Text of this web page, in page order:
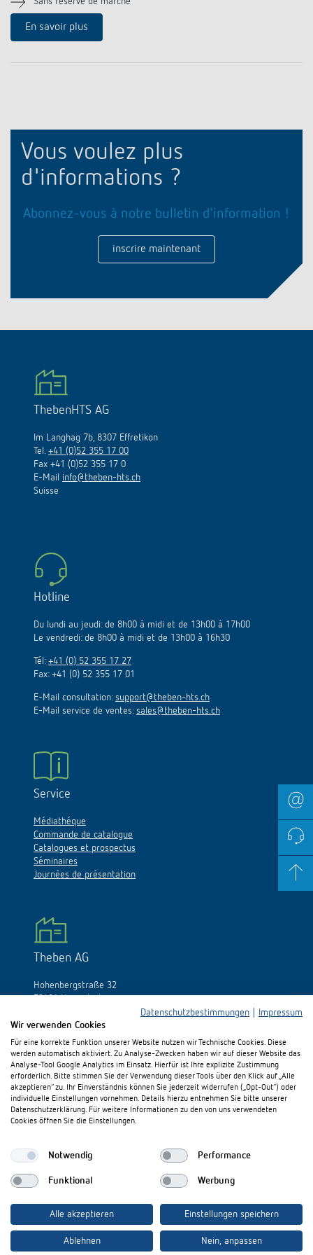
Historique
En savoir plus
Vous voulez plus
d'informations ?
Abonnez-vous à notre bulletin d'information !
inscrire maintenant
ThebenHTS AG
Im Langhag 7b, 8307 Effretikon
Tel. +41 (0)52 355 17 00
Fax +41 (0)52 355 17 0
E-Mail info@theben-hts.ch
Suisse
Hotline
Du lundi au jeudi: de 8h00 à midi et de 13h00 à 17h00
Le vendredi: de 8h00 à midi et de 13h00 à 16h30
Tél: +41 (0) 52 355 17 27
Fax: +41 (0) 52 355 17 01
E-Mail consultation: support@theben-hts.ch
E-Mail service de ventes: sales@theben-hts.ch
Service
Médiathéque
Commande de catalogue
Catalogues et prospectus
Séminaires
Journées de présentation
Theben AG
Hohenbergstraße 32
Fax: +49 (0)74 74/692-150
E-Mail:info@theben.de
S'il vous plaît visitez-nous sur:
Mentions légales Protection des données
Datenschutzbestimmungen
Impressum
Wir verwenden Cookies
Für eine korrekte Funktion unserer Website nutzen wir Technische Cookies. Diese
werden automatisch aktiviert. Zu Analyse-Zwecken haben wir auf dieser Website das
Analyse-Tool Google Analytics im Einsatz. Hierfür ist Ihre explizite Zustimmung
erforderlich. Bitte stimmen Sie der Verwendung dieser Tools über den Klick auf „Alle
akzeptieren“ zu. Ihr Einverständnis können Sie jederzeit widerrufen („Opt-Out“) oder
individuelle Einstellungen vornehmen. Details hierzu entnehmen Sie bitte unserer
Datenschutzerklärung. Für weitere Informationen zu den von uns verwendeten
Cookies öffnen Sie die Einstellungen.
Notwendig Performance
Funktional Werbung
Alle akzeptieren Einstellungen speichern
Ablehnen Nein, anpassen